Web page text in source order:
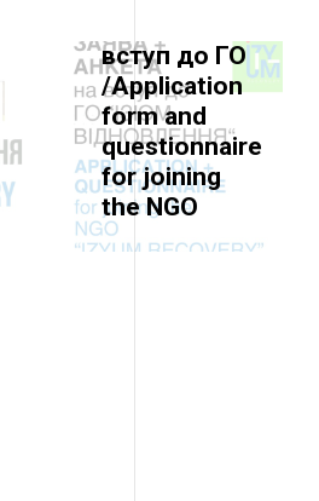
вступ до ГО
/Application
form and
questionnaire
for joining
the NGO